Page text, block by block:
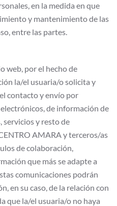
en la medida en que
y mantenimiento de las
entre las partes.
web, por el hecho de
la/el usuaria/o solicita y
contacto y envío por
de información de
servicios y resto de
AMARA y terceros/as
de colaboración,
que más se adapte a
comunicaciones podrán
en su caso, de la relación con
que la/el usuaria/o no haya